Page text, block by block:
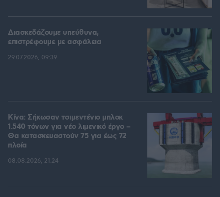
Διασκεδάζουμε υπεύθυνα,
επιστρέφουμε με ασφάλεια
29.07.2026, 09:39
Κίνα: Σήκωσαν τσιμεντένιο μπλοκ
1.540 τόνων για νέο λιμενικό έργο –
Θα κατασκευαστούν 75 για έως 72
πλοία
08.08.2026, 21:24